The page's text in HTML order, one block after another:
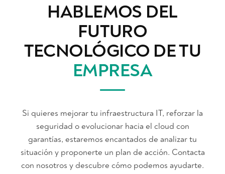
HABLEMOS DEL
FUTURO
TECNOLÓGICO DE TU
EMPRESA
Si quieres mejorar tu infraestructura IT, reforzar la
seguridad o evolucionar hacia el cloud con
garantías, estaremos encantados de analizar tu
situación y proponerte un plan de acción. Contacta
con nosotros y descubre cómo podemos ayudarte.